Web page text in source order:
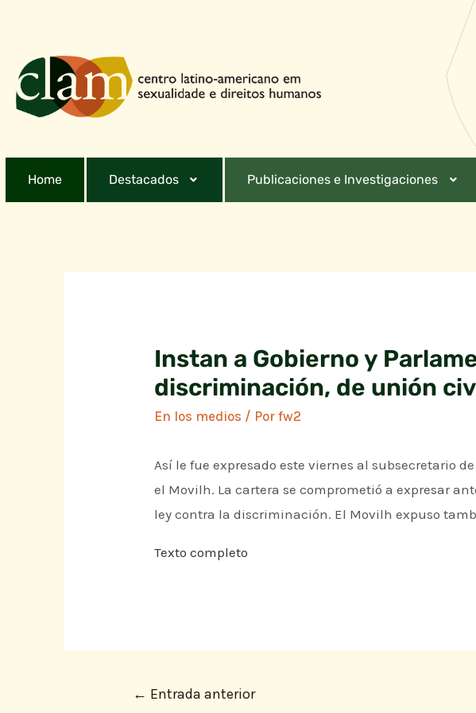
Home Destacados Publicaciones e Investigaciones
Instan a Gobierno y
discriminación, de unión
En los medios / Porfw2
Así le fue expresado este viernes al subsecretario
el Movilh. La cartera se comprometió a expresar
ley contra la discriminación. El Movilh expuso
Texto completo
← Entrada anterior